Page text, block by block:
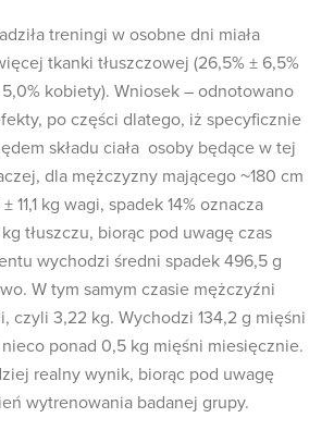
treningi w osobne dni miała
tkanki tłuszczowej (26,5% ± 6,5%
kobiety). Wniosek – odnotowano
po części dlatego, iż specyficznie
składu ciała osoby będące w tej
dla mężczyzny mającego ~180 cm
11,1 kg wagi, spadek 14% oznacza
tłuszczu, biorąc pod uwagę czas
wychodzi średni spadek 496,5 g
W tym samym czasie mężczyźni
czyli 3,22 kg. Wychodzi 134,2 g mięśni
ponad 0,5 kg mięśni miesięcznie.
realny wynik, biorąc pod uwagę
wytrenowania badanej grupy.